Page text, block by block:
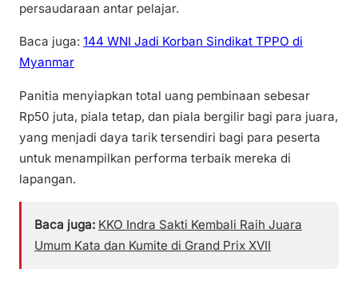
persaudaraan antar pelajar.
Baca juga: 144 WNI Jadi Korban Sindikat TPPO di
Myanmar
Panitia menyiapkan total uang pembinaan sebesar
Rp50 juta, piala tetap, dan piala bergilir bagi para juara,
yang menjadi daya tarik tersendiri bagi para peserta
untuk menampilkan performa terbaik mereka di
lapangan.
Baca juga: KKO Indra Sakti Kembali Raih Juara
Umum Kata dan Kumite di Grand Prix XVII